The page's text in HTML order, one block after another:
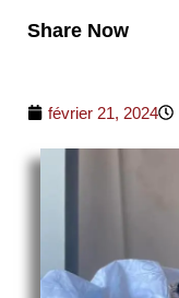
Share Now
février 21, 2024